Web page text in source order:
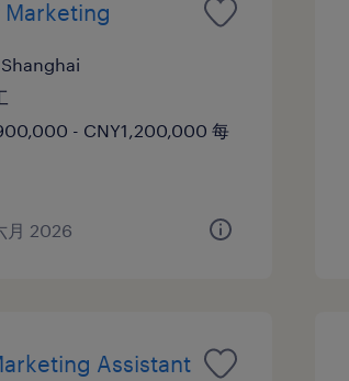
Marketing
Shanghai
- CNY1,200,000 每
月 2026
Assistant